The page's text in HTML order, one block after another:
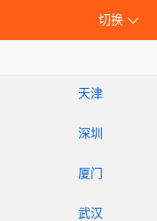
切换
天津
深圳
厦门
武汉